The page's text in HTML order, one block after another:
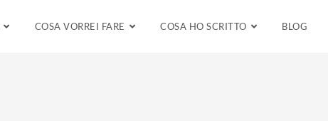
COSA VORREI FARE COSA HO SCRITTO BLOG